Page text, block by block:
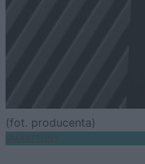
(fot. producenta)